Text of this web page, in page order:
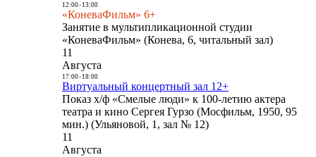
12:00- 13:00
«КоневаФильм» 6+
Занятие в мультипликационной студии
«КоневаФильм» (Конева, 6, читальный зал)
11
Августа
17:00- 18:00
Виртуальный концертный зал 12+
Показ х/ф «Смелые люди» к 100-летию актера
театра и кино Сергея Гурзо (Мосфильм, 1950, 95
мин.) (Ульяновой, 1, зал № 12)
11
Августа